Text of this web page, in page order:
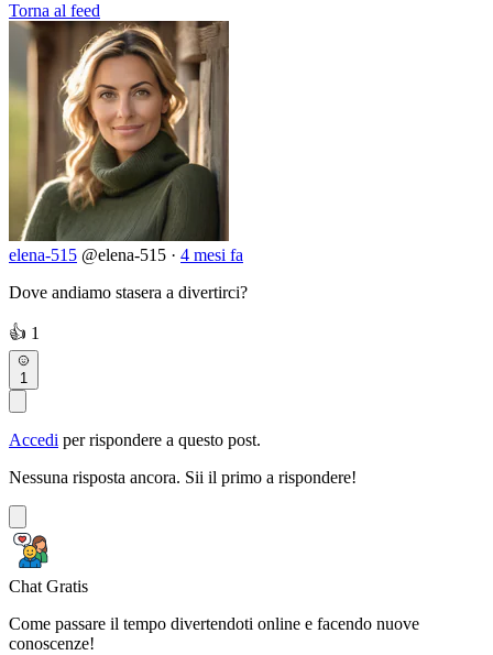
Torna al feed
elena-515 @elena-515 · 4 mesi fa
Dove andiamo stasera a divertirci?
👍 1
1
Accedi per rispondere a questo post.
Nessuna risposta ancora. Sii il primo a rispondere!
Chat Gratis
Come passare il tempo divertendoti online e facendo nuove
conoscenze!